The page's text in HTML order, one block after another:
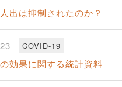
出は抑制されたのか？
COVID-19
効果に関する統計資料